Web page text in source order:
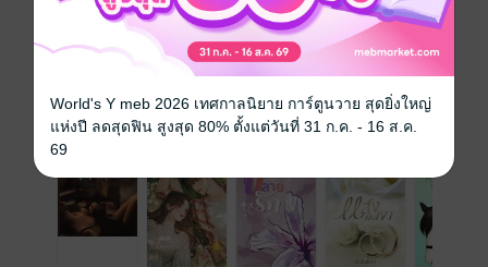
ความยาว 118 หน้า (≈ 18,092 คำ)
เรื่องที่คุณน่าจะสนใจ
World's Y meb 2026 เทศกาลนิยาย การ์ตูนวาย สุดยิ่งใหญ่
แห่งปี ลดสุดฟิน สูงสุด 80% ตั้งแต่วันที่ 31 ก.ค. - 16 ส.ค.
69